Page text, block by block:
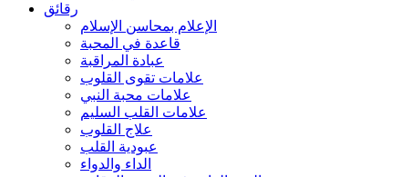
رقائق
الإعلام بمحاسن الإسلام
قاعدة في المحبة
عبادة المراقبة
علامات تقوى القلوب
علامات محبة النبي
علامات القلب السليم
علاج القلوب
عبودية القلب
الداء والدواء